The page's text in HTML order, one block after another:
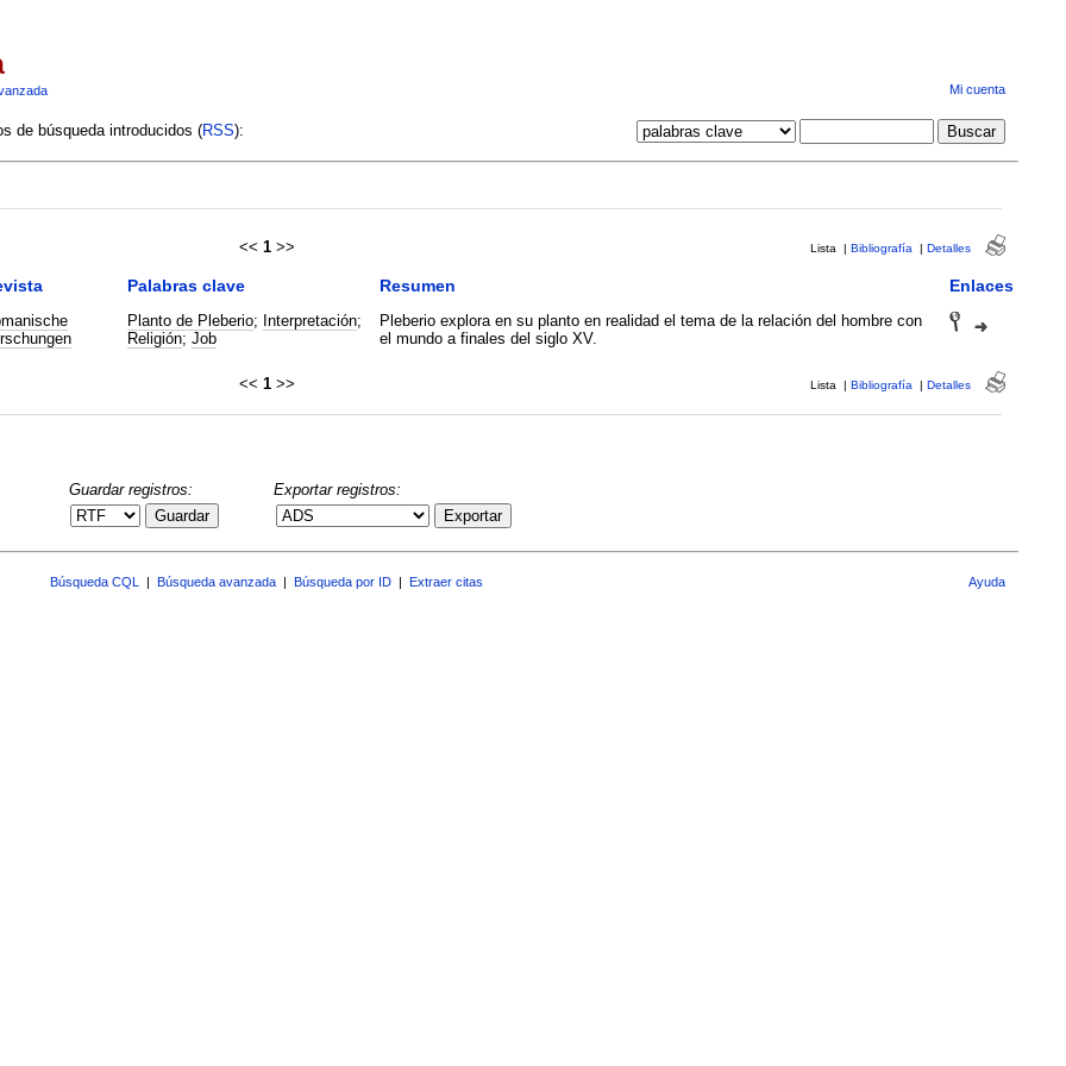
Mi cuenta
de búsqueda introducidos (RSS):
<< 1 >> Lista | Bibliografía | Detalles
Palabras clave Resumen Enlaces
Planto de Pleberio; Interpretación;
Religión; Job
Pleberio explora en su planto en realidad el tema de la relación del hombre con
el mundo a finales del siglo XV.
<< 1 >> Lista | Bibliografía | Detalles
Guardar registros:
Guardar
Exportar registros:
Exportar
Búsqueda CQL Búsqueda avanzada Búsqueda por ID Extraer citas Ayuda